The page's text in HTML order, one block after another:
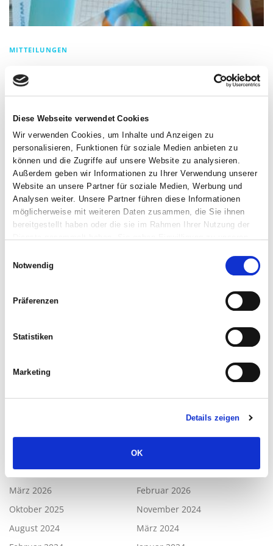
Diese Webseite verwendet Cookies
Wir verwenden Cookies, um Inhalte und Anzeigen zu
personalisieren, Funktionen für soziale Medien anbieten zu
können und die Zugriffe auf unsere Website zu analysieren.
Außerdem geben wir Informationen zu Ihrer Verwendung unserer
Website an unsere Partner für soziale Medien, Werbung und
Analysen weiter. Unsere Partner führen diese Informationen
möglicherweise mit weiteren Daten zusammen, die Sie ihnen
bereitgestellt haben oder die sie im Rahmen Ihrer Nutzung der
Dienste gesammelt haben. Sie geben Einwilligung zu unseren
Notwendig
Präferenzen
Statistiken
Marketing
Details zeigen
OK
MITTEILUNGEN
„Jugendhilfe im Dialog“ –
Podiumsdiskussion vom 26.02.2026
Teilnahme an „Jugendhilfe im Dialog“ – Auftaktveranstaltung zum
Pastorenweg 6 Die Evangelische Jugendhilfe Iserlohn‑Hagen begeht im
Jahr 2026 ihr 250‑jähriges Bestehen – …
Suchen
nach:
Neue Leitung bei der Gesamtschule Iserlohn
OGS-Rechtsanspruch drängt, Fahrplan steht
Grundschulen.
Mai 2026
April 2026
März 2026
Februar 2026
Oktober 2025
November 2024
August 2024
März 2024